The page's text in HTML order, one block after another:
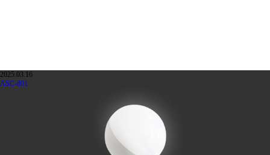
2025.03.16
ASC-801